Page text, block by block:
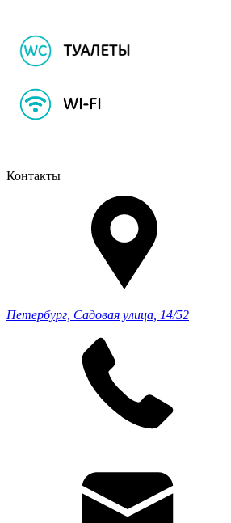
Контакты
Петербург, Садовая улица, 14/52